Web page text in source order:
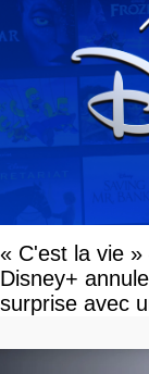
« C'est la vie
Disney+
surprise avec